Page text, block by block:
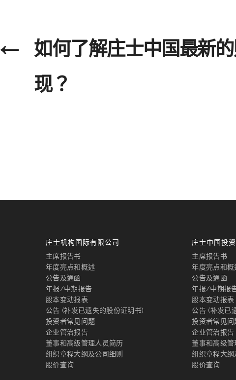
←
如何了解庄士中国最新
现？
庄士机构国际有限公司
主席报告书
年度亮点和概述
公告及通函
年报/中期报告
股本变动报表
公告 (补发已遗失的股份证明书)
投资者常见问题
企业管治报告
董事和高级管理人员简历
组织章程大纲及公司细则
股价查询
庄士中国投
主席报告书
年度亮点和概
公告及通函
年报/中期报
股本变动报表
公告 (补发已
投资者常见问
企业管治报告
董事和高级
组织章程大纲
股价查询